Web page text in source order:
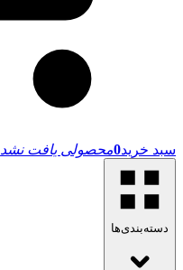
سبد خرید0محصولی یافت نشد
دسته‌بندی‌ها